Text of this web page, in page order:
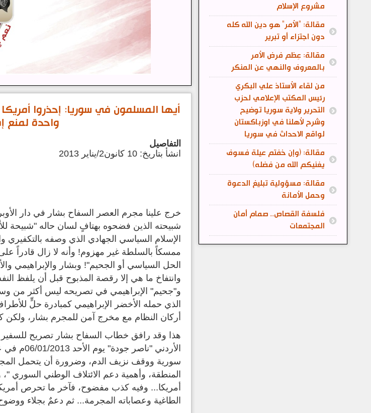
أيها المسلمون في سوريا: إحذروا
واحدة لمنع
التفاصيل
انشأ بتاريخ: 10 كانون2/يناير 2013
شبيحته الذين فضحوه بهتافٍ لسان حاله "شبيحة
الإسلام السياسي الجهادي الذي وصفه
ممسكاً بالسلطة غير مهزوم! وأنه لا زال قادراً
الحل السياسي أو الجحيم"! وبشار والإبراهيمي
وانتفاخ ما هي إلا رقصة المذبوح قبل أن يلفظ
و"جحيم" الإبراهيمي في تصريحه ليس أكثر من
الذي حمله الأخضر الإبراهيمي كمبادرة حلٍّ
أركان النظام مع مخرج آمن للمجرم بشار،
هذا وقد رافق خطاب السفاح بشار تصريح للسفير
الأردني
سورية ووقف نزيف الدم، وضرورة أن يتحمل
المنطقة، وأهمية دعم الائتلاف الوطني
أمريكا... وفيه كذب مفضوح، فآخر ما تحرص
الطاغية وعصاباته المجرمة... ثم دعمٌ بجلاء
مشروع الإسلام
مقالة: "الأمر" هو دين الله كله
دون اجتزاء أو تبرير
مقالة: عِظم فرض الأمر
بالمعروف والنهي عن المنكر
من لقاء الأستاذ علي البكري
رئيس المكتب الإعلامي لحزب
التحرير ولاية سوريا توضيح
وشرح لأهلنا في اوزباكستان
لواقع الاحداث في سوريا
مقالة: (وإن خفتم عيلة فسوف
يغنيكم الله من فضله)
مقالة: مسؤولية تبليغ الدعوة
وحمل الأمانة
فلسفة القصاص.. صمام أمان
المجتمعات